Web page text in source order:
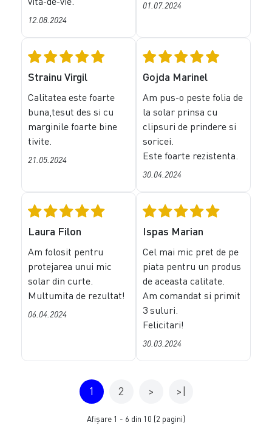
12.08.2024
01.07.2024
Strainu Virgil
Calitatea este foarte
buna,tesut des si cu
marginile foarte bine
tivite.
21.05.2024
Gojda Marinel
Am pus-o peste folia de
la solar prinsa cu
clipsuri de prindere si
soricei.
Este foarte rezistenta.
30.04.2024
Laura Filon
Am folosit pentru
protejarea unui mic
solar din curte.
Multumita de rezultat!
06.04.2024
Ispas Marian
Cel mai mic pret de pe
piata pentru un produs
de aceasta calitate.
Am comandat si primit
3 suluri.
Felicitari!
30.03.2024
1 2 > >|
Afişare 1 - 6 din 10 (2 pagini)